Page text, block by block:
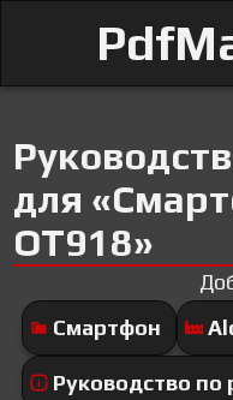
для
OT918»
Смартфон
Руководство по